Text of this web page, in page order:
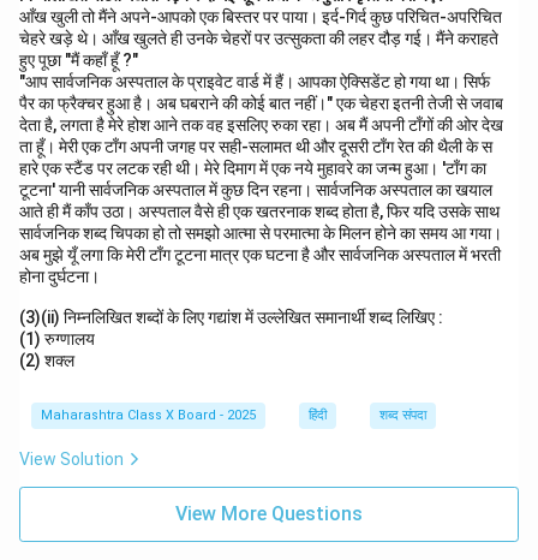
आँख खुली तो मैंने अपने-आपको एक बिस्तर पर पाया। इर्द-गिर्द कुछ परिचित-अपरिचित
चेहरे खड़े थे। आँख खुलते ही उनके चेहरों पर उत्सुकता की लहर दौड़ गई। मैंने कराहते
हुए पूछा "मैं कहाँ हूँ ?"
"आप सार्वजनिक अस्पताल के प्राइवेट वार्ड में हैं। आपका ऐक्सिडेंट हो गया था। सिर्फ
पैर का फ्रैक्चर हुआ है। अब घबराने की कोई बात नहीं।" एक चेहरा इतनी तेजी से जवाब
देता है, लगता है मेरे होश आने तक वह इसलिए रुका रहा। अब मैं अपनी टाँगों की ओर देख
ता हूँ। मेरी एक टाँग अपनी जगह पर सही-सलामत थी और दूसरी टाँग रेत की थैली के स
हारे एक स्टैंड पर लटक रही थी। मेरे दिमाग में एक नये मुहावरे का जन्म हुआ। 'टाँग का
टूटना' यानी सार्वजनिक अस्पताल में कुछ दिन रहना। सार्वजनिक अस्पताल का खयाल
आते ही मैं काँप उठा। अस्पताल वैसे ही एक खतरनाक शब्द होता है, फिर यदि उसके साथ
सार्वजनिक शब्द चिपका हो तो समझो आत्मा से परमात्मा के मिलन होने का समय आ गया।
अब मुझे यूँ लगा कि मेरी टाँग टूटना मात्र एक घटना है और सार्वजनिक अस्पताल में भरती
होना दुर्घटना।
(3)(ii) निम्नलिखित शब्दों के लिए गद्यांश में उल्लेखित समानार्थी शब्द लिखिए :
(1) रुग्णालय
(2) शक्ल
Maharashtra Class X Board - 2025 हिंदी शब्द संपदा
View Solution
View More Questions